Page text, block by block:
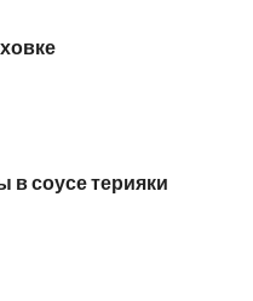
в соусе терияки